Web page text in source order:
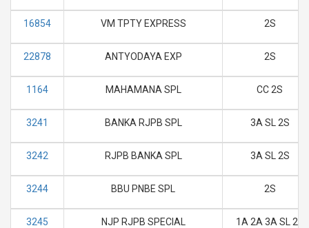
16854 VM TPTY EXPRESS 2S
22878 ANTYODAYA EXP 2S
1164 MAHAMANA SPL CC 2S
3241 BANKA RJPB SPL 3A SL 2S
3242 RJPB BANKA SPL 3A SL 2S
3244 BBU PNBE SPL 2S
3245 NJP RJPB SPECIAL 1A 2A 3A SL 2S